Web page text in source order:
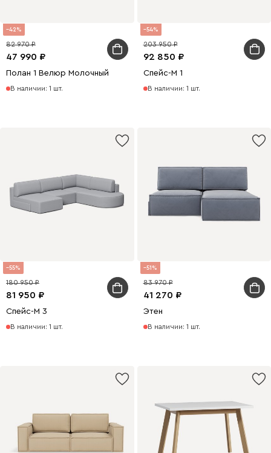
42
47 990
82 970
Полан 1 Велюр Молочный
В наличии: 1 шт.
54
92 850
203 950
Спейс-М 1
В наличии: 1 шт.
55
81 950
180 950
Спейс-М 3
В наличии: 1 шт.
51
41 270
83 970
Этен
В наличии: 1 шт.